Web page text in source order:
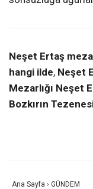
Neşet Ertaş
hangi ilde, Neşet
Mezarlığı Neşet
Bozkırın
Ana Sayfa › GÜNDEM